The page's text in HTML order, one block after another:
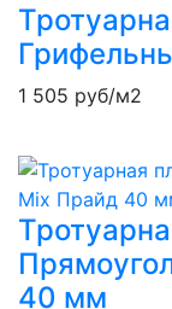
1 505 руб/м2
40 мм